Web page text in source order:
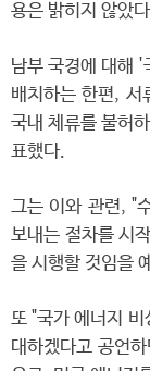
용은 밝히지 않았
남부 국경에 대해 '
배치하는 한편, 서
국내 체류를 불허
표했다.
그는 이와 관련, "
보내는 절차를 시
을 시행할 것임을
또 "국가 에너지
대하겠다고 공언